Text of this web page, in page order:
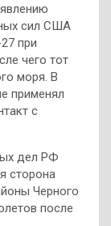
сил США
при
чего тот
моря. В
применял
с
дел РФ
сторона
Черного
после